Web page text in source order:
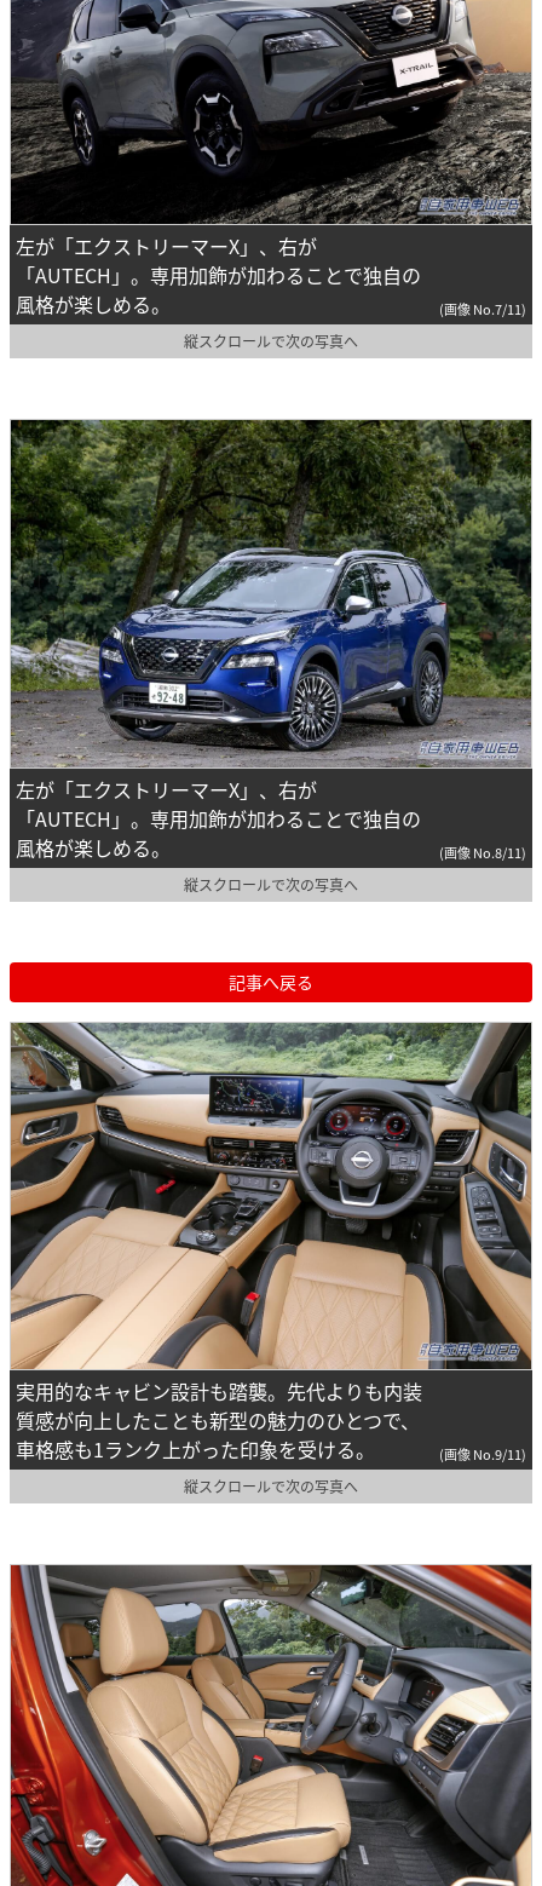
左が「エクストリーマーX」、右が
「AUTECH」。専用加飾が加わることで独自の
風格が楽しめる。
(画像 No.7/11)
縦スクロールで次の写真へ
左が「エクストリーマーX」、右が
「AUTECH」。専用加飾が加わることで独自の
風格が楽しめる。
(画像 No.8/11)
縦スクロールで次の写真へ
記事へ戻る
実用的なキャビン設計も踏襲。先代よりも内装
質感が向上したことも新型の魅力のひとつで、
車格感も1ランク上がった印象を受ける。
(画像 No.9/11)
縦スクロールで次の写真へ